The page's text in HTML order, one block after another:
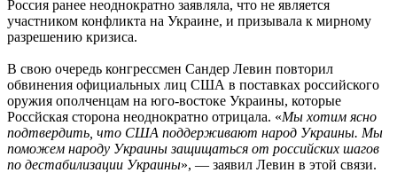
Россия ранее неоднократно заявляла, что не является
участником конфликта на Украине, и призывала к мирному
разрешению кризиса.
В свою очередь конгрессмен Сандер Левин повторил
обвинения официальных лиц США в поставках российского
оружия ополченцам на юго-востоке Украины, которые
Россйская сторона неоднократно отрицала. «Мы хотим ясно
подтвердить, что США поддерживают народ Украины. Мы
поможем народу Украины защищаться от российских шагов
по дестабилизации Украины», — заявил Левин в этой связи.